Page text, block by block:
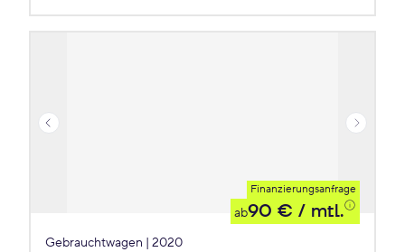
Finanzierungsanfrage
ab90 € / mtl.
Gebrauchtwagen | 2020